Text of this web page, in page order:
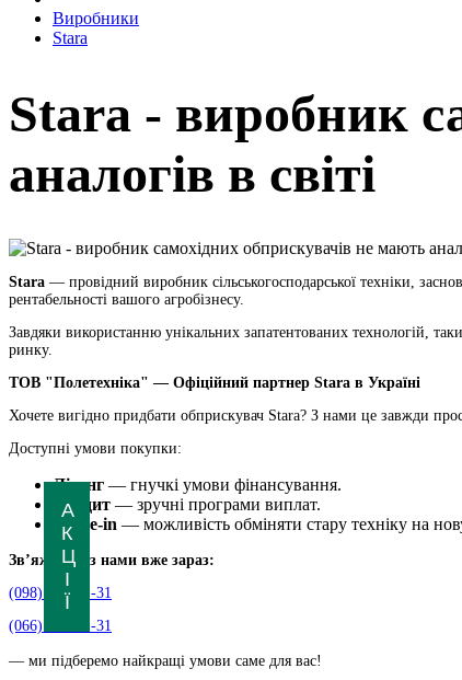
А
К
Ц
І
Ї
Виробники
Stara
Stara - виробник
аналогів в світі
Stara — провідний виробник сільськогосподарської техніки,
рентабельності вашого агробізнесу.
Завдяки використанню унікальних запатентованих технологій,
ринку.
ТОВ "Полетехніка" — Офіційний партнер Stara в Україні
Хочете вигідно придбати обприскувач Stara? З нами це завжди
Доступні умови покупки:
Лізинг — гнучкі умови фінансування.
Кредит — зручні програми виплат.
Trade-in — можливість обміняти стару техніку на
Зв’яжіться з нами вже зараз:
(098) 931-31-31
(066) 931-31-31
— ми підберемо найкращі умови саме для вас!